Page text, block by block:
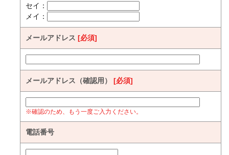
セイ：
メイ：
メールアドレス [必須]
メールアドレス（確認用） [必須]
※確認のため、もう一度ご入力ください。
電話番号